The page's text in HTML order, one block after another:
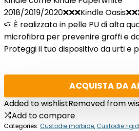
2018/2019/2020❌❌❌Kindle
🍉 È realizzato in pelle PU di alta
microfibra per prevenire graffi e
Proteggi il tuo dispositivo da urti e
ACQUISTA DA
Added to wishlistRemoved from
Add to compare
Categories: Custodie morbide,Custodie